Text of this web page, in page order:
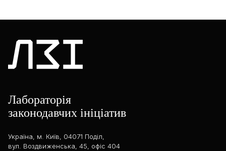
Лабораторія
законодавчих ініціатив
Україна, м. Київ, 04071 Поділ,
вул. Воздвиженська, 45, офіс 404